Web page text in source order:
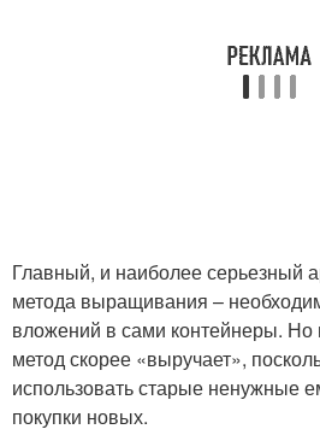
Главный, и наиболее серьезный
метода выращивания –
вложений в сами контейнеры. Но
метод скорее «выручает»,
использовать старые ненужные
покупки новых.